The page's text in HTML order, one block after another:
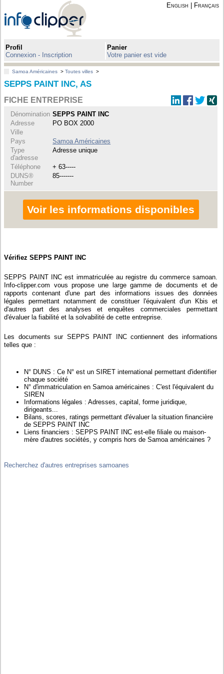
English Français
Profil
Connexion - Inscription
Panier
Votre panier est vide
Samoa Américaines >Toutes villes >
SEPPS PAINT INC, AS
FICHE ENTREPRISE
Dénomination SEPPS PAINT INC
Adresse
PO BOX 2000
Ville
Pays
Samoa Américaines
Type
d'adresse
Adresse unique
Téléphone
+ 63-----
DUNS®
Number
85-------
Voir les informations disponibles
Vérifiez SEPPS PAINT INC
SEPPS PAINT INC est immatriculée au registre du commerce samoan.
Info-clipper.com vous propose une large gamme de documents et de
rapports contenant d'une part des informations issues des données
légales permettant notamment de constituer l'équivalent d'un Kbis et
d'autres part des analyses et enquêtes commerciales permettant
d'évaluer la fiabilité et la solvabilité de cette entreprise.
Les documents sur SEPPS PAINT INC contiennent des informations
telles que :
N° DUNS : Ce N° est un SIRET international permettant d'identifier
chaque société
N° d'immatriculation en Samoa américaines : C'est l'équivalent du
SIREN
Informations légales : Adresses, capital, forme juridique,
dirigeants...
Bilans, scores, ratings permettant d'évaluer la situation financière
de SEPPS PAINT INC
Liens financiers : SEPPS PAINT INC est-elle filiale ou maison-
mère d'autres sociétés, y compris hors de Samoa américaines ?
Recherchez d'autres entreprises samoanes